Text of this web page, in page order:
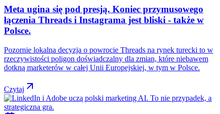
Meta ugina się pod presją. Koniec przymusowego
łączenia Threads i Instagrama jest bliski - także w
Polsce.
Pozornie lokalna decyzja o powrocie Threads na rynek turecki to w
rzeczywistości poligon doświadczalny dla zmian, które niebawem
dotkną marketerów w całej Unii Europejskiej, w tym w Polsce.
Czytaj